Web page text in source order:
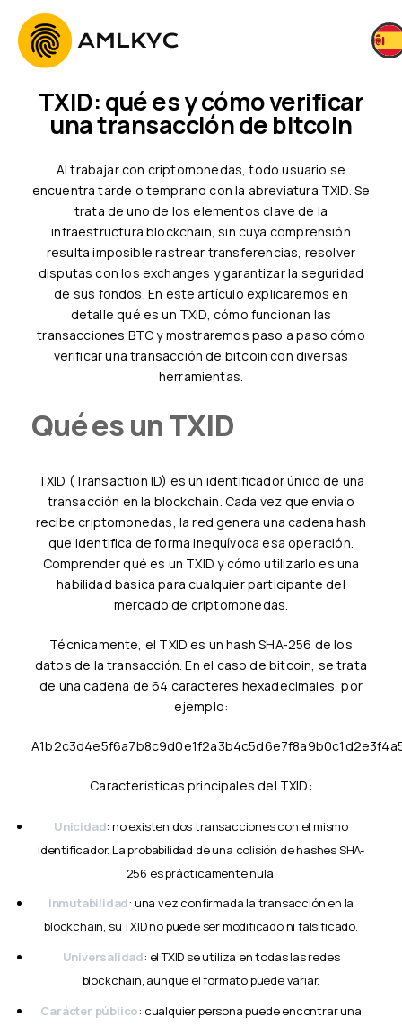
TXID: qué es y cómo verificar
una transacción de bitcoin
Al trabajar con criptomonedas, todo usuario se
encuentra tarde o temprano con la abreviatura TXID. Se
trata de uno de los elementos clave de la
infraestructura blockchain, sin cuya comprensión
resulta imposible rastrear transferencias, resolver
disputas con los exchanges y garantizar la seguridad
de sus fondos. En este artículo explicaremos en
detalle qué es un TXID, cómo funcionan las
transacciones BTC y mostraremos paso a paso cómo
verificar una transacción de bitcoin con diversas
herramientas.
Qué es un TXID
TXID (Transaction ID) es un identificador único de una
transacción en la blockchain. Cada vez que envía o
recibe criptomonedas, la red genera una cadena hash
que identifica de forma inequívoca esa operación.
Comprender qué es un TXID y cómo utilizarlo es una
habilidad básica para cualquier participante del
mercado de criptomonedas.
Técnicamente, el TXID es un hash SHA-256 de los
datos de la transacción. En el caso de bitcoin, se trata
de una cadena de 64 caracteres hexadecimales, por
ejemplo:
Características principales del TXID:
Unicidad: no existen dos transacciones con el mismo
identificador. La probabilidad de una colisión de hashes SHA-
256 es prácticamente nula.
Inmutabilidad: una vez confirmada la transacción en la
blockchain, su TXID no puede ser modificado ni falsificado.
Universalidad: el TXID se utiliza en todas las redes
blockchain, aunque el formato puede variar.
Carácter público: cualquier persona puede encontrar una